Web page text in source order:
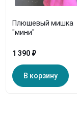
Плюшевый мишка
"мини"
1 390 ₽
В корзину